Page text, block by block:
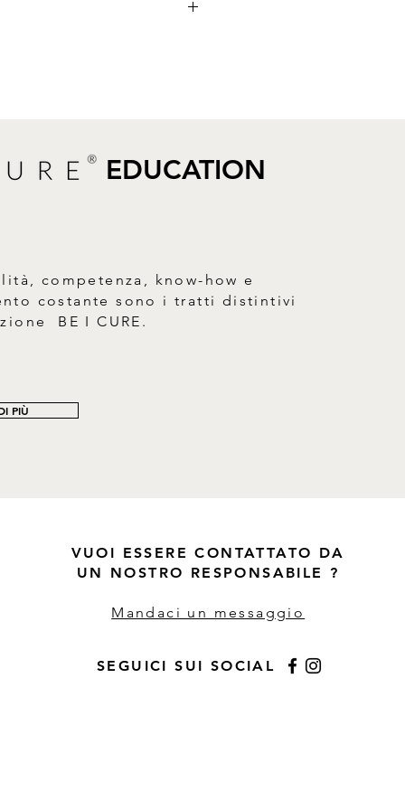
EDUCATION
competenza, know-how e
costante sono i tratti distintivi
BE I CURE.
PIÙ
VUOI ESSERE CONTATTATO DA
UN NOSTRO RESPONSABILE ?
Mandaci un messaggio
SEGUICI SUI SOCIAL